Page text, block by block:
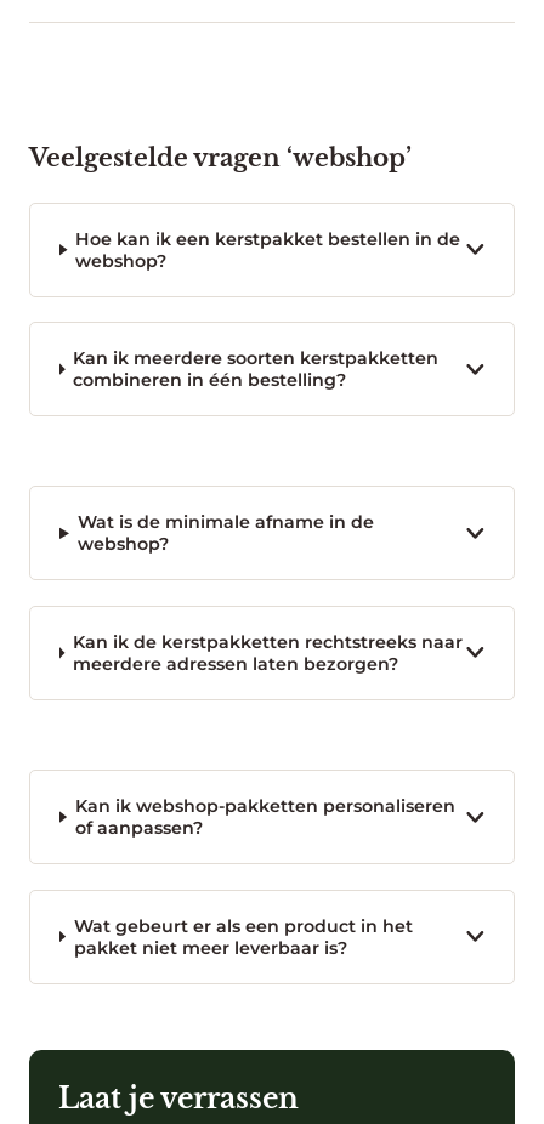
Veelgestelde vragen ‘webshop’
Hoe kan ik een kerstpakket bestellen in de
webshop?
Kan ik meerdere soorten kerstpakketten
combineren in één bestelling?
Wat is de minimale afname in de
webshop?
Kan ik de kerstpakketten rechtstreeks naar
meerdere adressen laten bezorgen?
Kan ik webshop-pakketten personaliseren
of aanpassen?
Wat gebeurt er als een product in het
pakket niet meer leverbaar is?
Laat je verrassen